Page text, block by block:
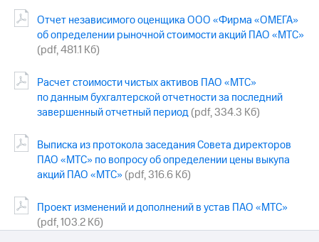
Описание
Еврооблигации-2023
Уведомление
погашении
именных
облигаций
Регистратор
Реквизиты
Контакты
развитие
деловая этика
На главную
Отчет независимого оценщика ООО «Фирма «ОМЕГА»
об определении рыночной стоимости акций ПАО «МТС»
(pdf, 481.1 Кб)
Расчет стоимости чистых активов ПАО «МТС»
по данным бухгалтерской отчетности за последний
завершенный отчетный период(pdf, 334.3 Кб)
Выписка из протокола заседания Совета директоров
ПАО «МТС» по вопросу об определении цены выкупа
акций ПАО «МТС» (pdf, 316.6 Кб)
Проект изменений и дополнений в устав ПАО «МТС»
(pdf, 103.2 Кб)